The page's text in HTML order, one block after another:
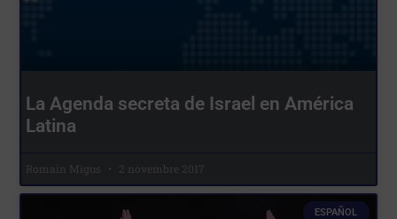
La Agenda secreta de Israel en América
Latina
Romain Migus 2 novembre 2017
ESPAÑOL